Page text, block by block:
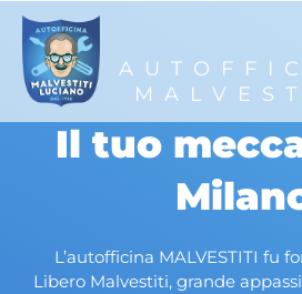
contenuto
VAI
Il tuo
L’autofficina MALVESTITI fu
Libero Malvestiti, grande